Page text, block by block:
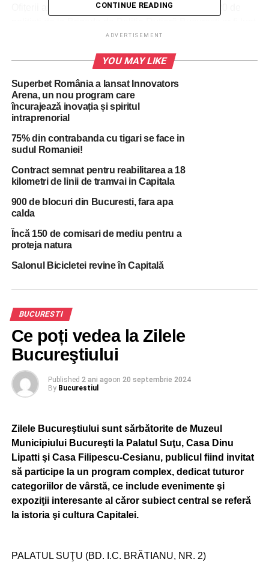
Ofițerii anticorupție au suspiciuni că aproximativ 20 de
mită în trafic în anumite situații pentru a nu sancționa
Activitatea lor a fost urmărită timp de mai multe luni, iar joi
au loc descinderi.
RELATED TOPICS:
UP NEXT
DON'T MISS
Primarul Bucurestiului a facut scandal in
Parlament: ”Ședinţa asta a fost un circ!”
CONTINUE READING
ADVERTISEMENT
YOU MAY LIKE
Superbet România a lansat Innovators
Arena, un nou program care
încurajează inovația și spiritul
intraprenorial
75% din contrabanda cu tigari se face in
sudul Romaniei!
Contract semnat pentru reabilitarea a 18
kilometri de linii de tramvai in Capitala
900 de blocuri din Bucuresti, fara apa
calda
Încă 150 de comisari de mediu pentru a
proteja natura
Salonul Bicicletei revine în Capitală
BUCURESTI
Ce poți vedea la Zilele
Bucureştiului
Published 2 ani agoon 20 septembrie 2024
By Bucurestiul
Zilele Bucureştiului sunt sărbătorite de Muzeul
Municipiului Bucureşti la Palatul Suţu, Casa Dinu
Lipatti şi Casa Filipescu-Cesianu, publicul fiind invitat
să participe la un program complex, dedicat tuturor
categoriilor de vârstă, ce include evenimente şi
expoziţii interesante al căror subiect central se referă
la istoria şi cultura Capitalei.
PALATUL SUŢU (BD. I.C. BRĂTIANU, NR. 2)